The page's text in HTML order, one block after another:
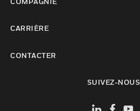
CARRIÈRE
CONTACTER
SUIVEZ-NOUS